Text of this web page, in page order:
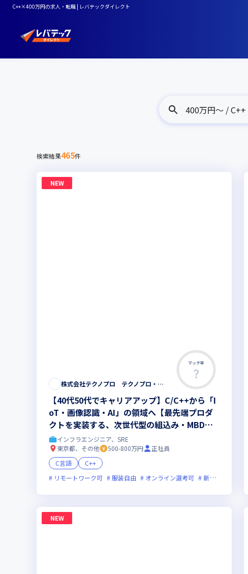
C++×400万円の求人・転職 | レバテックダイレクト
400万円〜 / C++
検索結果465件
NEW
マッチ率
株式会社テクノプロ テクノプロ・エンジニアリング社
【40代50代でキャリアアップ】C/C++から「I
oT・画像認識・AI」の領域へ【最先端プロダ
クトを実装する、次世代型の組込み・MBDエ
ンジニア】まだ世に出ていない次世代プロダク
ト開発◆最先端の研修200講座以上
インフラエンジニア、SRE
東京都、その他
500-800万円
正社員
C言語
C++
リモートワーク可
服装自由 オンライン選考可 新技術に積極的
NEW